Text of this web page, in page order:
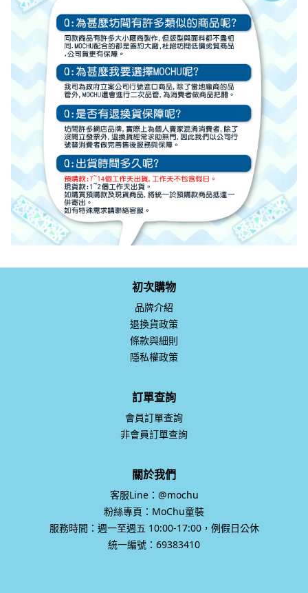
初次購物
品牌介紹
退換貨政策
條款與細則
隱私權政策
訂單查詢
會員訂單查詢
非會員訂單查詢
關於我們
客服Line：@mochu
粉絲專頁：MoChu童裝
服務時間：週一至週五 10:00-17:00，例假日公休
統一編號：69383410